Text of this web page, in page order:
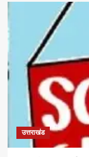
उत्तराखंड